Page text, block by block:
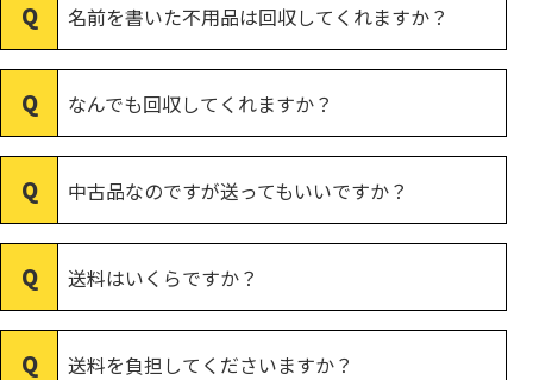
名前を書いた不用品は回収してくれますか？
なんでも回収してくれますか？
中古品なのですが送ってもいいですか？
送料はいくらですか？
送料を負担してくださいますか？